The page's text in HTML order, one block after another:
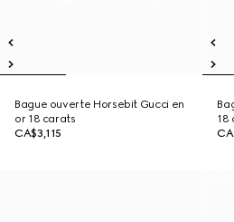
Bague ouverte Horsebit Gucci en
or 18 carats
CA$3,115
18